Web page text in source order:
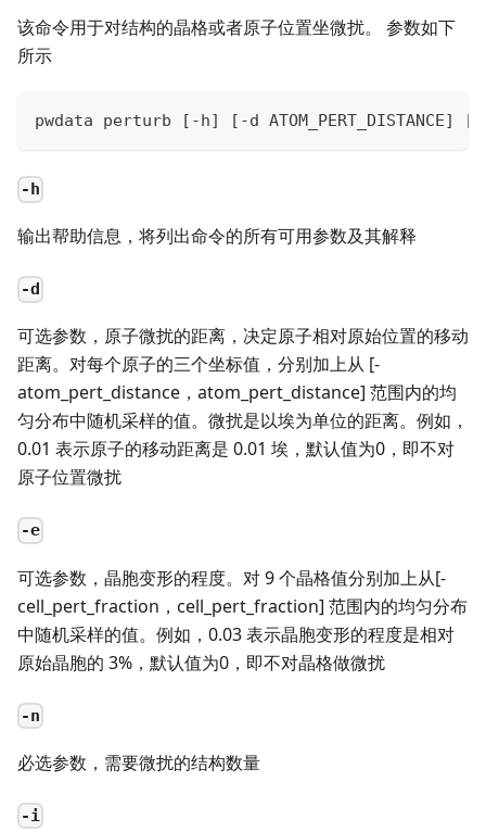
该命令用于对结构的晶格或者原子位置坐微扰。 参数如下
所示
pwdata perturb [-h] [-d ATOM_PERT_DISTANCE] [-e
-h
输出帮助信息，将列出命令的所有可用参数及其解释
-d
可选参数，原子微扰的距离，决定原子相对原始位置的移动
距离。对每个原子的三个坐标值，分别加上从 [-
atom_pert_distance，atom_pert_distance] 范围内的均
匀分布中随机采样的值。微扰是以埃为单位的距离。例如，
0.01 表示原子的移动距离是 0.01 埃，默认值为0，即不对
原子位置微扰
-e
可选参数，晶胞变形的程度。对 9 个晶格值分别加上从[-
cell_pert_fraction，cell_pert_fraction] 范围内的均匀分布
中随机采样的值。例如，0.03 表示晶胞变形的程度是相对
原始晶胞的 3%，默认值为0，即不对晶格做微扰
-n
必选参数，需要微扰的结构数量
-i